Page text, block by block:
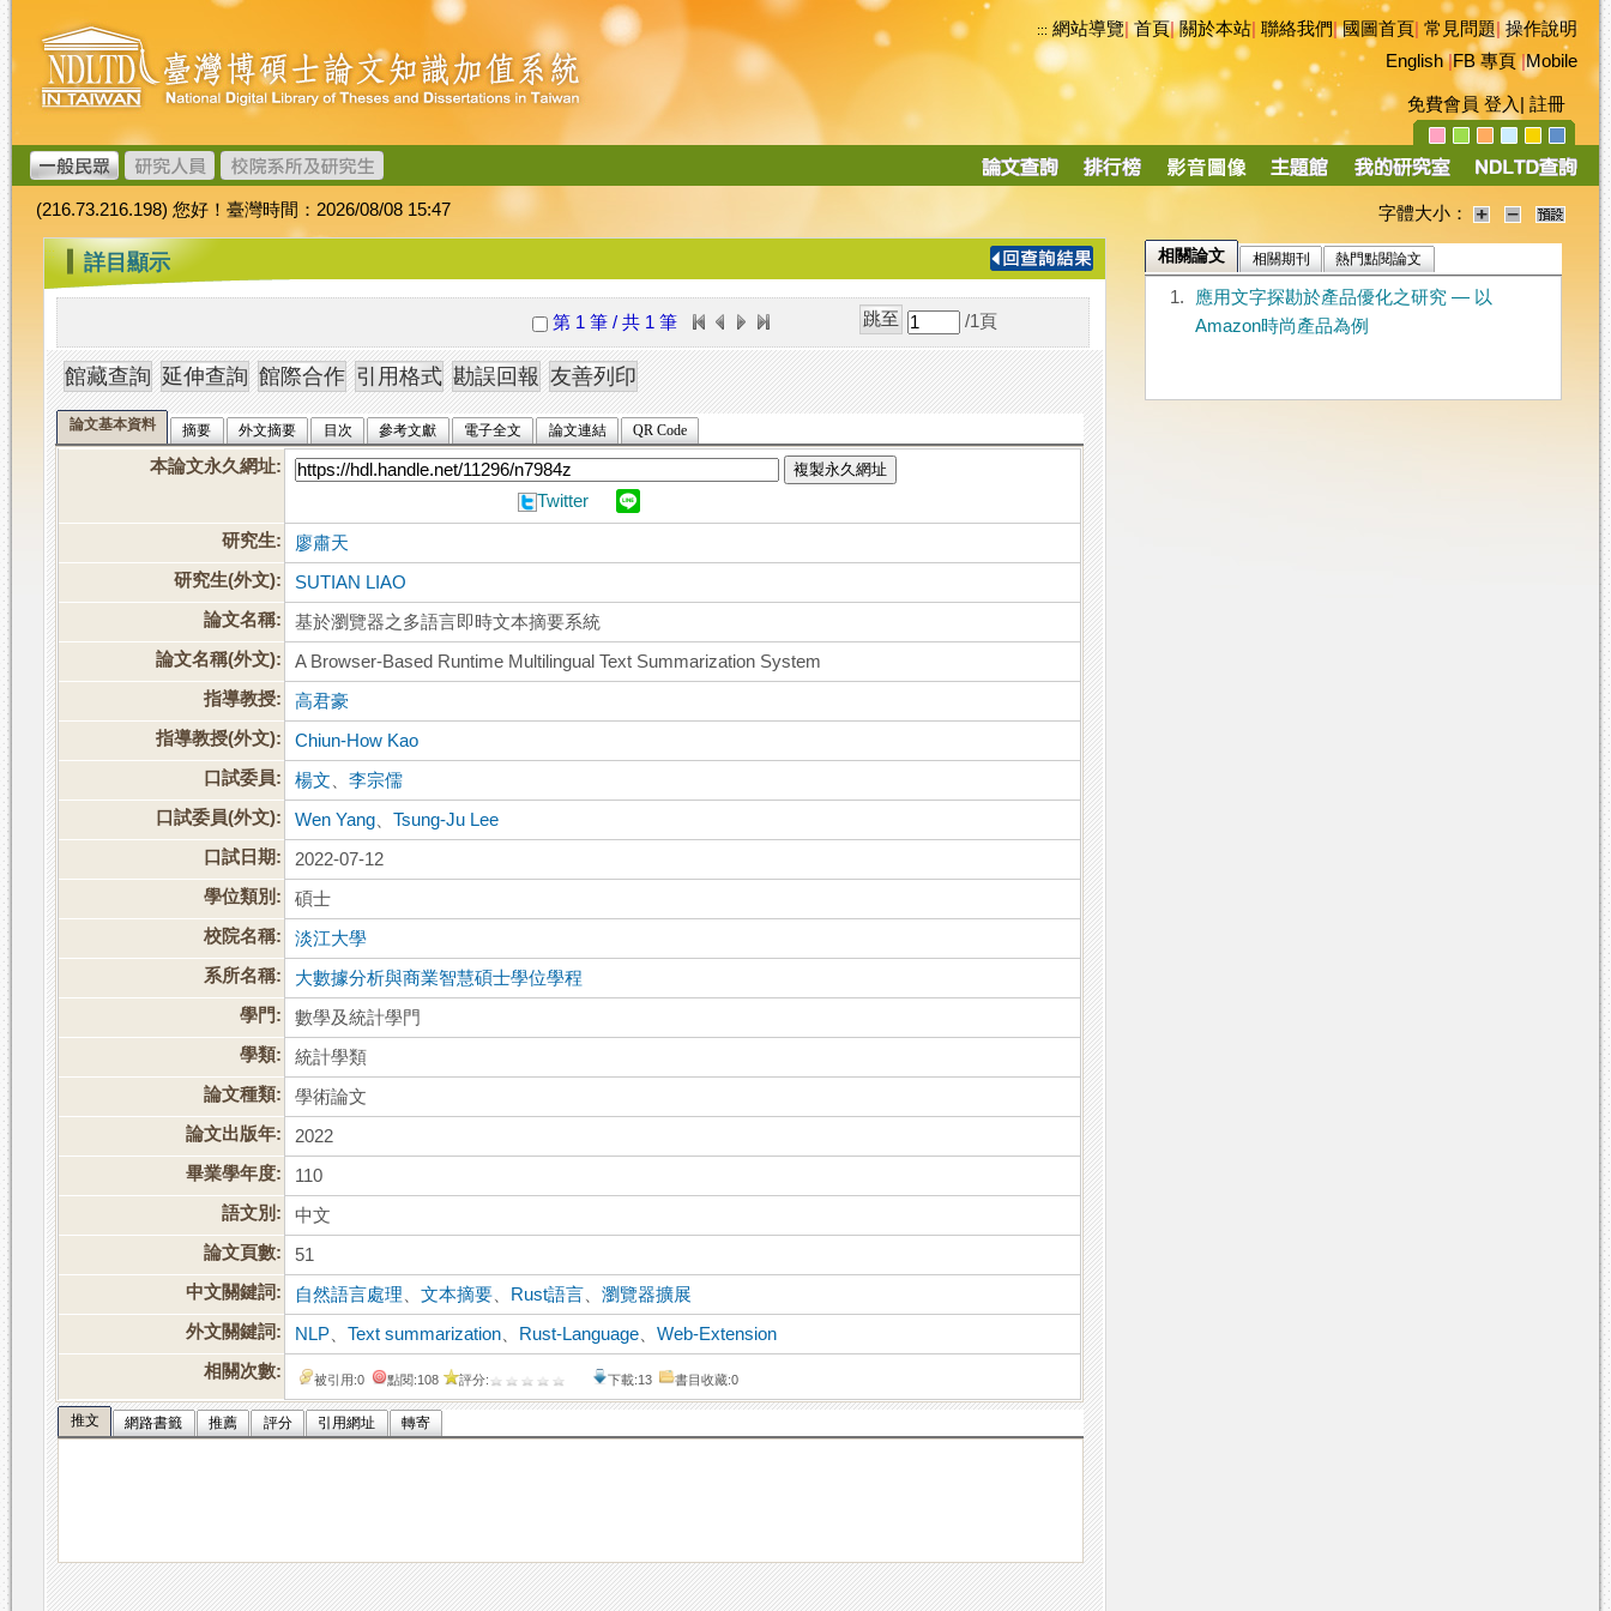
跳
到
主
要
內
容
臺
灣
博
碩
士
論
文
加
值
系
統
::: 網站導覽|首頁|關於本站 聯絡我們|國圖首頁 常見問題|操作說明
English|FB 專頁|Mobile
免費會員 登入 註冊
導
(216.73.216.198) 您好！臺灣時間：2026/08/08 15:47 字體大小：
::: 詳目顯示
第 1 筆 / 共 1 筆 /1 頁
論文基本資料 摘要 外文摘要 目次 參考文獻 電子全文 論文連結 QR Code
本論文永久網址: 複製永久網址
Twitter
研究生:
廖肅天
研究生(外文):
SUTIAN LIAO
論文名稱:
基於瀏覽器之多語言即時文本摘要系統
論文名稱(外文):
A Browser-Based Runtime Multilingual Text Summarization System
指導教授:
高君豪
指導教授(外文):
Chiun-How Kao
口試委員:
楊文 、李宗儒
口試委員(外文):
Wen Yang 、Tsung-Ju Lee
口試日期:
2022-07-12
學位類別:
碩士
校院名稱:
淡江大學
系所名稱:
大數據分析與商業智慧碩士學位學程
學門:
數學及統計學門
學類:
統計學類
論文種類:
學術論文
論文出版年:
2022
畢業學年度:
110
語文別:
中文
論文頁數:
51
中文關鍵詞:
自然語言處理 、文本摘要 Rust語言 、瀏覽器擴展
外文關鍵詞:
NLP 、Text summarization Rust-Language 、Web-Extension
相關次數:
被引用:0 點閱:108 評分: 下載:13 書目收藏:0
推文 網路書籤 推薦 評分 引用網址 轉寄
相關論文 相關期刊 熱門點閱論文
1.
應用文字探勘於產品優化之研究 — 以
Amazon時尚產品為例